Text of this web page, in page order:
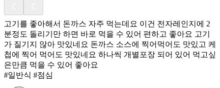
고기를 좋아해서 돈까스 자주 먹는데요 이건 전자레인지에 2
분정도 돌리기만 하면 바로 먹을 수 있어 편하고 좋아요 고기
가 질기지 않아 맛있네요 돈까스 소스에 찍어먹어도 맛있고 케
첩에 찍어 먹어도 맛있네요 하나씩 개별포장 되어 있어 먹고싶
은만큼 먹을 수 있어 좋아요
#일반식 #점심